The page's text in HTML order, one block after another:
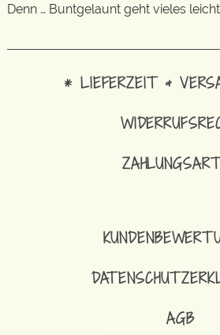
Denn … Buntgelaunt geht vieles
* LIEFERZEIT &
AGB